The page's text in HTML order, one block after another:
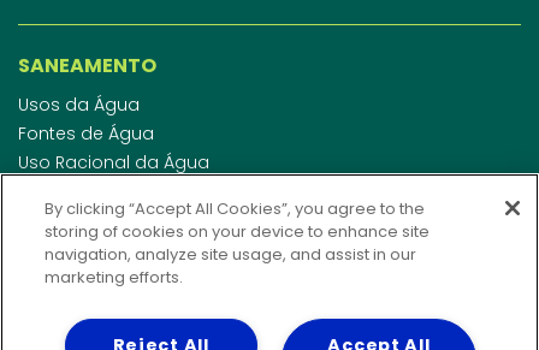
SANEAMENTO
Usos da Água
Fontes de Água
Uso Racional da Água
Esgotamento Sanitário
Regulamento de Água e Esgoto
Indicadores de qualidade da água
By clicking “Accept All Cookies”, you agree to the
storing of cookies on your device to enhance site
navigation, analyze site usage, and assist in our
marketing efforts.
Accept All
Reject All